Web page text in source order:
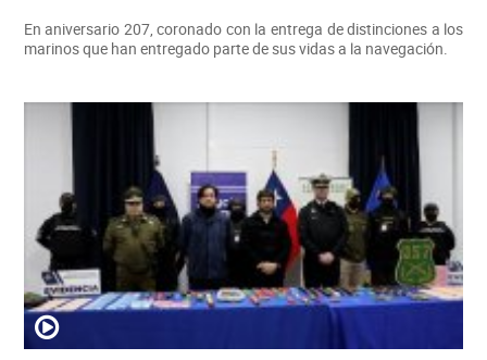
En aniversario 207, coronado con la entrega de distinciones a los
marinos que han entregado parte de sus vidas a la navegación.